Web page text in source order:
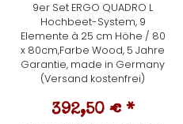
9er Set ERGO QUADRO L
Hochbeet-System, 9
Elemente à 25 cm Höhe / 80
x 80cm,Farbe Wood, 5 Jahre
Garantie, made in Germany
(Versand kostenfrei)
392,50 € *